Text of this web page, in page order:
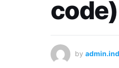
code)
by